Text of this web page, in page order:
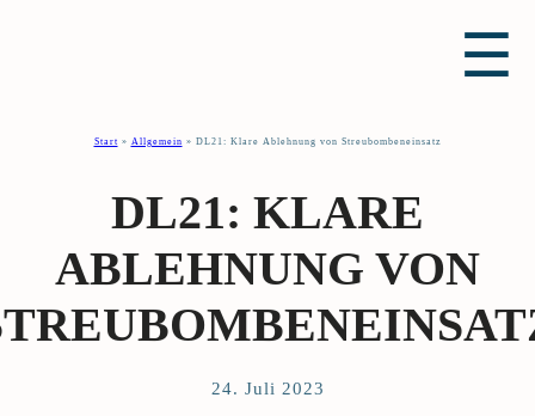
☰
Start » Allgemein » DL21: Klare Ablehnung von Streubombeneinsatz
DL21: KLARE
ABLEHNUNG VON
24. Juli 2023